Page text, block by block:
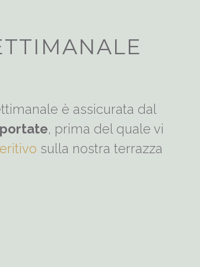
è assicurata dal
, prima del quale vi
sulla nostra terrazza